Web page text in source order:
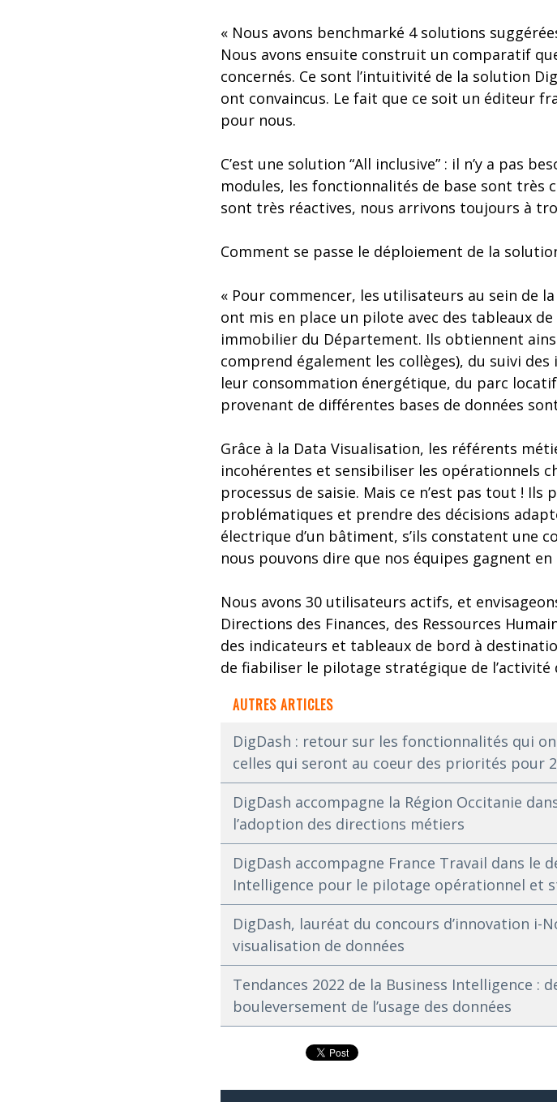
« Nous avons benchmarké 4 solutions
Nous avons ensuite construit un comparatif
concernés. Ce sont l’intuitivité de la solution
ont convaincus. Le fait que ce soit un éditeur
pour nous.
C’est une solution “All inclusive” : il n’y a pas
modules, les fonctionnalités de base sont très
sont très réactives, nous arrivons toujours à
Comment se passe le déploiement de la
« Pour commencer, les utilisateurs au sein de
ont mis en place un pilote avec des tableaux
immobilier du Département. Ils obtiennent
comprend également les collèges), du suivi
leur consommation énergétique, du parc
provenant de différentes bases de données
Grâce à la Data Visualisation, les référents
incohérentes et sensibiliser les opérationnels
processus de saisie. Mais ce n’est pas tout !
problématiques et prendre des décisions
électrique d’un bâtiment, s’ils constatent une
nous pouvons dire que nos équipes gagnent
Nous avons 30 utilisateurs actifs, et
Directions des Finances, des Ressources
des indicateurs et tableaux de bord à
de fiabiliser le pilotage stratégique de l’activité
AUTRES ARTICLES
DigDash : retour sur les fonctionnalités qui
celles qui seront au coeur des priorités pour
DigDash accompagne la Région Occitanie
l’adoption des directions métiers
DigDash accompagne France Travail dans le
Intelligence pour le pilotage opérationnel et
DigDash, lauréat du concours d’innovation i-
visualisation de données
Tendances 2022 de la Business Intelligence
bouleversement de l’usage des données